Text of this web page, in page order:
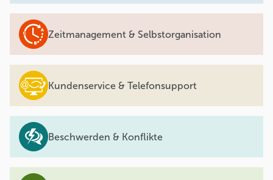
Zeitmanagement & Selbstorganisation
Kundenservice & Telefonsupport
Beschwerden & Konflikte